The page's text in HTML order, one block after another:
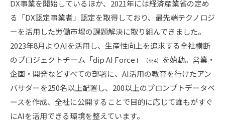
DX事業を開始しているほか、2021年には経済産業省の定め
る「DX認定事業者」認定を取得しており、最先端テクノロジ
ーを活用した労働市場の課題解決に取り組んできました。
2023年8月よりAIを活用し、生産性向上を追求する全社横断
のプロジェクトチーム「dip AI Force」
（※4） を始動。営業・
企画・開発などすべての部署に、AI活用の教育を行けたアン
バサダーを250名以上配置し、200以上のプロンプトデータベ
ースを作成、全社に公開することで目的に応じて誰もがすぐ
にAIを活用できる環境を整えています。